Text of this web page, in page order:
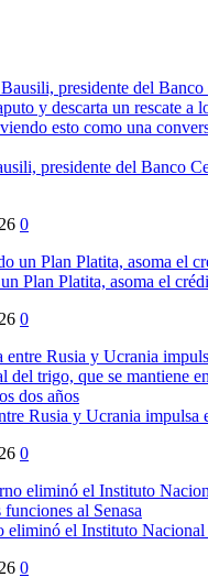
presidente del Banco
0
Plan Platita, asoma el
0
Rusia y Ucrania impulsa
0
eliminó el Instituto Nacional
0